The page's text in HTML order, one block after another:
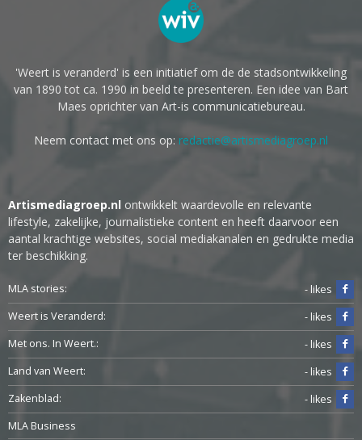
'Weert is veranderd' is een initiatief om de de stadsontwikkeling
van 1890 tot ca. 1990 in beeld te presenteren. Een idee van Bart
Maes oprichter van Art-is communicatiebureau.
Neem contact met ons op: redactie@artismediagroep.nl
Artismediagroep.nl ontwikkelt waardevolle en relevante
lifestyle, zakelijke, journalistieke content en heeft daarvoor een
aantal krachtige websites, social mediakanalen en gedrukte media
ter beschikking.
MLA stories:
- likes
Weert is Veranderd:
- likes
Met ons. In Weert.:
- likes
Land van Weert:
- likes
Zakenblad:
- likes
MLA Business